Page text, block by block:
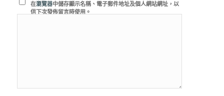
在瀏覽器中儲存顯示名稱、電子郵件地址及個人網站網址，以
供下次發佈留言時使用。